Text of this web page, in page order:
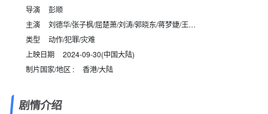
客机在国际首航途中遭遇暴力劫机，整架飞机被杀意笼罩。机
舱内，国际安保专家高皓军（刘德华 饰）正在和疯批悍匪团周
旋，他的女儿小军（张子枫 饰）被绑为人质，性命岌岌可危。
劫匪头目Mike（屈楚萧 饰）要价35亿人民币，全机乘客沦为他
的筹码和玩具。女儿和前妻傅源（刘涛 饰）先后落入魔爪，暴
躁杀神高晧军开启极限反杀模式，一场高空追杀就此展开。此
坠入地狱的幽灵航班？
导演
彭顺
主演
刘德华/张子枫/屈楚萧/刘涛/郭晓东/蒋梦婕/王耀
庆/姜超/王龙正/张扬/张垚/周兴哲/白鸽/高曙光/李滨/刘之
冰
类型
动作/犯罪/灾难
上映日期
2024-09-30(中国大陆)
制片国家/地区 :
香港/大陆
剧情介绍